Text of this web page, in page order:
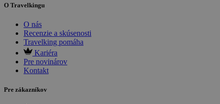
O Travelkingu
O nás
Recenzie a skúsenosti
Travelking pomáha
Kariéra
Pre novinárov
Kontakt
Pre zákazníkov